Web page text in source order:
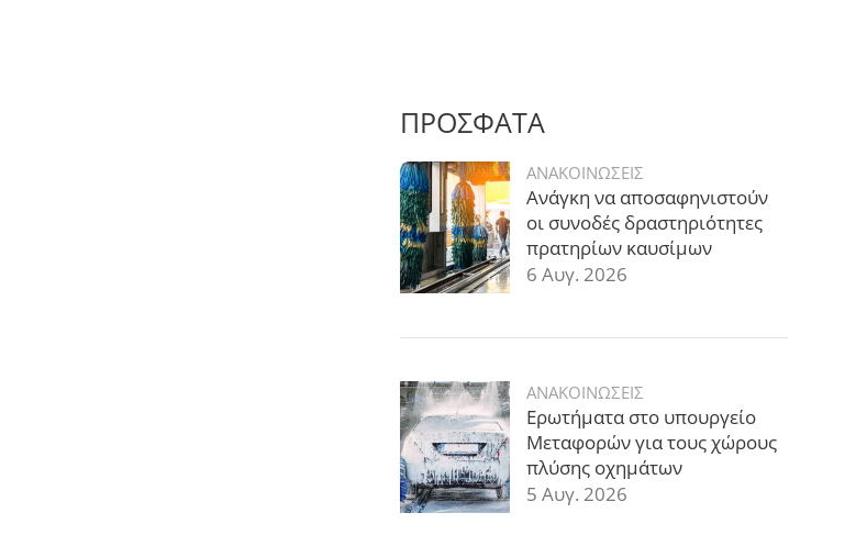
ΠΡΟΣΦΑΤΑ
ΑΝΑΚΟΙΝΩΣΕΙΣ
Ανάγκη να αποσαφηνιστούν
οι συνοδές δραστηριότητες
πρατηρίων καυσίμων
6 Αυγ. 2026
ΑΝΑΚΟΙΝΩΣΕΙΣ
Ερωτήματα στο υπουργείο
Μεταφορών για τους χώρους
πλύσης οχημάτων
5 Αυγ. 2026